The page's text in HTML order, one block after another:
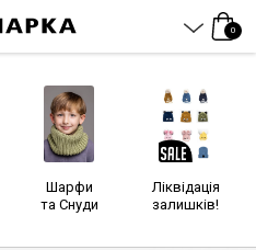
0
Шарфи
та Снуди
Ліквідація
залишків!